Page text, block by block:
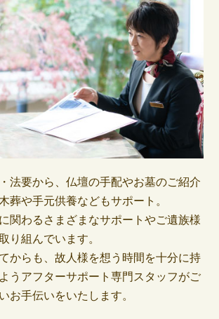
法要から、仏壇の手配やお墓のご紹介
葬や手元供養などもサポート。
関わるさまざまなサポートやご遺族様
り組んでいます。
からも、故人様を想う時間を十分に持
うアフターサポート専門スタッフがご
お手伝いをいたします。